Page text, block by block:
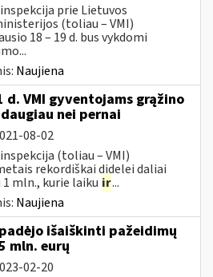
inspekcija prie Lietuvos
(toliau – VMI)
18 – 19 d. bus vykdomi
Naujiena
d. VMI gyventojams grąžino
nei pernai
08-02
inspekcija (toliau – VMI)
rekordiškai didelei daliai
mln., kurie laiku ir...
Naujiena
išaiškinti pažeidimų
mln. eurų
02-20